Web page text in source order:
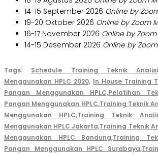
14-15 September 2026 Online by
19-20 Oktober 2026 Online by Zoom
16-17 November 2026 Online by
14-15 Desember 2026 Online by
Tags: Schedule Training Teknik
Menggunakan HPLC 2020, In House Training
Pangan Menggunakan HPLC,Pelatihan
Pangan Menggunakan HPLC,Training Teknik
Menggunakan HPLC,Training Teknik
Menggunakan HPLC Jakarta,Training Teknik
Menggunakan HPLC Bandung,Training
Pangan Menggunakan HPLC Surabaya,